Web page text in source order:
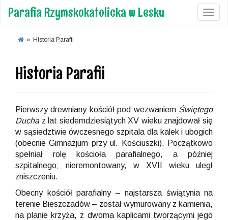
Parafia Rzymskokatolicka w Lesku
» Historia Parafii
Historia Parafii
Pierwszy drewniany kościół pod wezwaniem Świętego
Duchaz lat siedemdziesiątych XV wieku znajdował się
w sąsiedztwie ówczesnego szpitala dla kalek i ubogich
(obecnie Gimnazjum przy ul. Kościuszki). Początkowo
spełniał rolę kościoła parafialnego, a później
szpitalnego; nieremontowany, w XVII wieku uległ
zniszczeniu.
Obecny kościół parafialny – najstarsza świątynia na
terenie Bieszczadów – został wymurowany z kamienia,
na planie krzyża, z dwoma kaplicami tworzącymi jego